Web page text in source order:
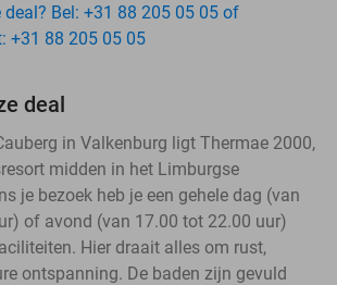
deal? Bel: +31 88 205 05 05 of
+31 88 205 05 05
deal
in Valkenburg ligt Thermae 2000,
midden in het Limburgse
je bezoek heb je een gehele dag (van
of avond (van 17.00 tot 22.00 uur)
Hier draait alles om rust,
ontspanning. De baden zijn gevuld